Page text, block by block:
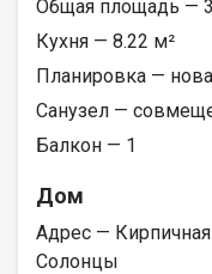
Общая площадь —
Кухня — 8.22 м²
Планировка —
Санузел —
Балкон — 1
Дом
Адрес —
Солонцы